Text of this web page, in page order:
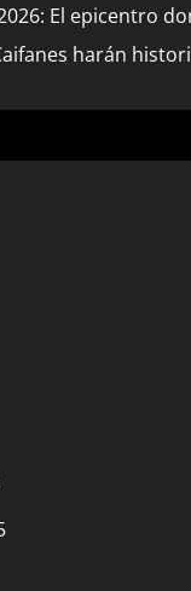
El epicentro
harán